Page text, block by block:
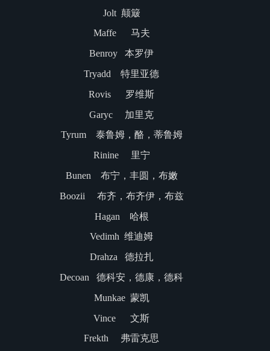
Jolt 颠簸
Maffe 马夫
Benroy 本罗伊
Tryadd 特里亚德
Rovis 罗维斯
Garyc 加里克
Tyrum 泰鲁姆，酪，蒂鲁姆
Rinine 里宁
Bunen 布宁，丰圆，布嫩
Boozii 布齐，布齐伊，布兹
Hagan 哈根
Vedimh 维迪姆
Drahza 德拉扎
Decoan 德科安，德康，德科
Munkae 蒙凯
Vince 文斯
Frekth 弗雷克思